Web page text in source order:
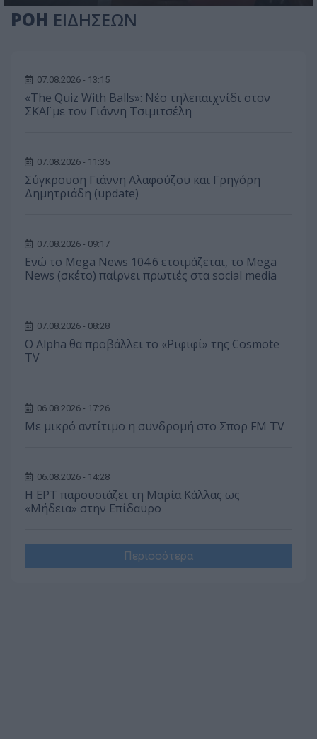
ΡΟΗ ΕΙΔΗΣΕΩΝ
07.08.2026 - 13:15
«The Quiz With Balls»: Νέο τηλεπαιχνίδι στον
ΣΚΑΪ με τον Γιάννη Τσιμιτσέλη
07.08.2026 - 11:35
Σύγκρουση Γιάννη Αλαφούζου και Γρηγόρη
Δημητριάδη (update)
07.08.2026 - 09:17
Ενώ το Mega News 104.6 ετοιμάζεται, το Mega
News (σκέτο) παίρνει πρωτιές στα social media
07.08.2026 - 08:28
Ο Alpha θα προβάλλει το «Ριφιφί» της Cosmote
TV
06.08.2026 - 17:26
Με μικρό αντίτιμο η συνδρομή στο Σπορ FM TV
06.08.2026 - 14:28
Η ΕΡΤ παρουσιάζει τη Μαρία Κάλλας ως
«Μήδεια» στην Επίδαυρο
Περισσότερα